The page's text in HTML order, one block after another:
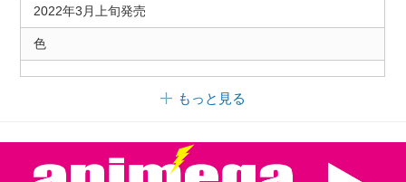
2022年3月上旬発売
色
もっと見る